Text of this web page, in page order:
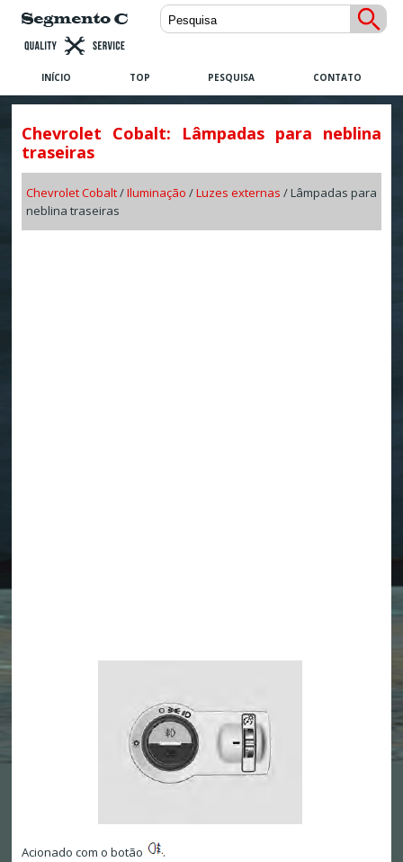
INÍCIO TOP PESQUISA CONTATO
Chevrolet Cobalt: Lâmpadas para neblina
traseiras
Chevrolet Cobalt/Iluminação /Luzes externas / Lâmpadas para
neblina traseiras
Acionado com o botão
.